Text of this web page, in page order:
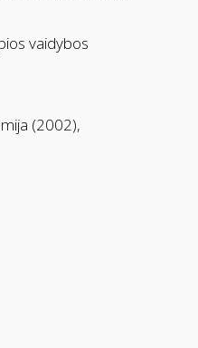
vaidybos
(2002),